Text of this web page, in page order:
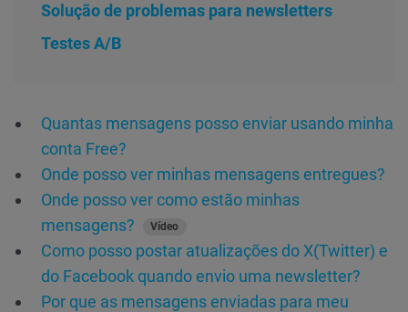
Solução de problemas para newsletters
Testes A/B
Quantas mensagens posso enviar usando minha
conta Free?
Onde posso ver minhas mensagens entregues?
Onde posso ver como estão minhas
mensagens?
Vídeo
Como posso postar atualizações do X(Twitter) e
do Facebook quando envio uma newsletter?
Por que as mensagens enviadas para meu